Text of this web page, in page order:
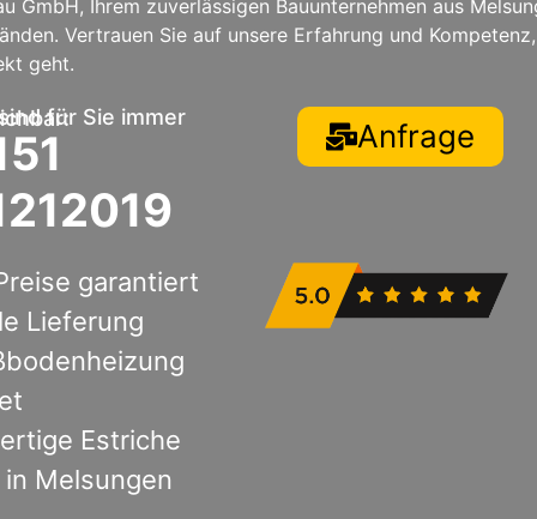
GmbH, Ihrem zuverlässigen Bauunternehmen aus
Vertrauen Sie auf unsere Erfahrung und
geht.
immer erreichbar: Anfrage
garantiert
Lieferung
Estriche
in Melsungen